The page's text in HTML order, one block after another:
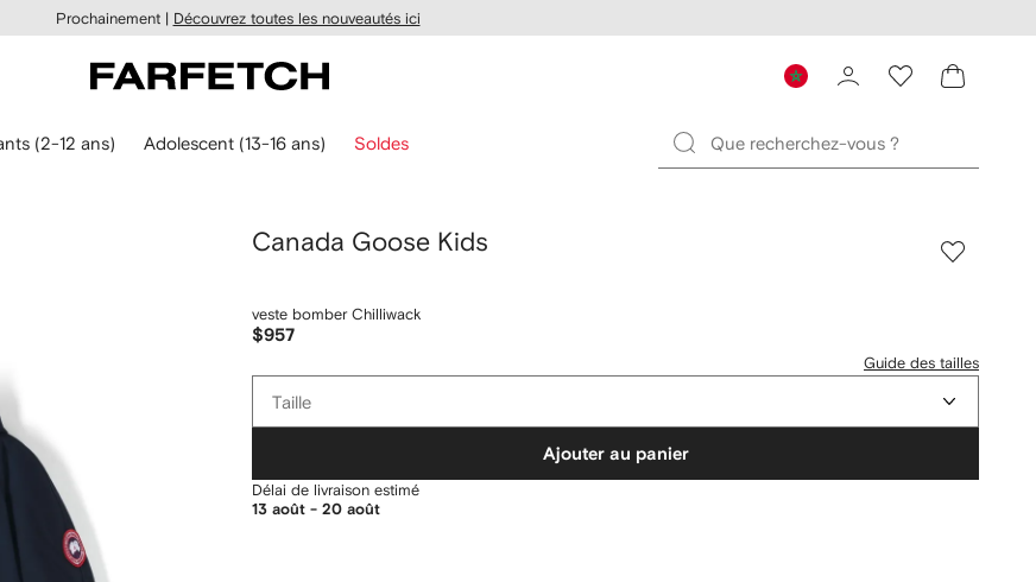
Prochainement | Découvrez toutes les nouveautés ici
(2-12 ans) Adolescent (13-16 ans) Soldes
Canada Goose Kids
veste bomber Chilliwack
$957
Guide des tailles
Taille
Ajouter au panier
Délai de livraison estimé
13 août - 20 août